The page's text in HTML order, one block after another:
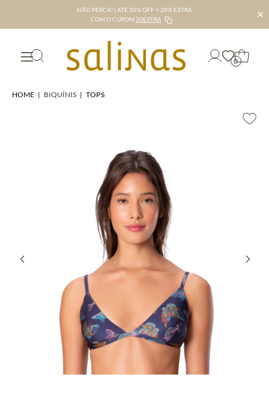
NÃO PERCA! | ATÉ 50% OFF + 20% EXTRA
COM O CUPOM 20EXTRA ✕
0
HOME | BIQUÍNIS | TOPS